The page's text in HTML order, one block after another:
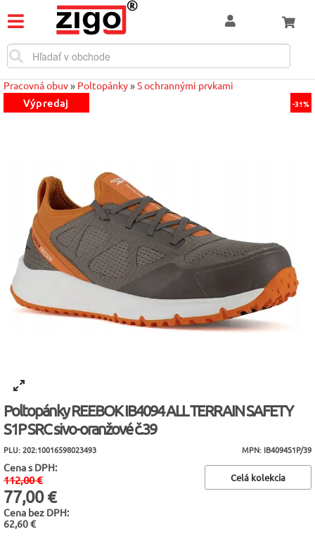
Pracovná obuv» Poltopánky»S ochrannými prvkami
-31%
Výpredaj
Poltopánky REEBOK IB4094 ALL TERRAIN SAFETY
S1P SRC sivo-oranžové č.39
PLU: 202:10016598023493 MPN: IB4094S1P/39
Cena s DPH:
112,00 €
77,00 €
Cena bez DPH:
62,60 €
Celá kolekcia